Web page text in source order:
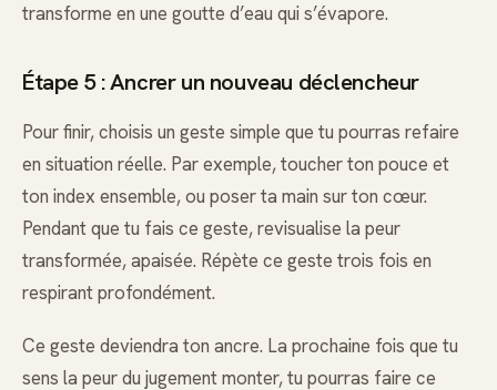
transforme en une goutte d’eau qui s’évapore.
Étape 5 : Ancrer un nouveau déclencheur
Pour finir, choisis un geste simple que tu pourras refaire
en situation réelle. Par exemple, toucher ton pouce et
ton index ensemble, ou poser ta main sur ton cœur.
Pendant que tu fais ce geste, revisualise la peur
transformée, apaisée. Répète ce geste trois fois en
respirant profondément.
Ce geste deviendra ton ancre. La prochaine fois que tu
sens la peur du jugement monter, tu pourras faire ce